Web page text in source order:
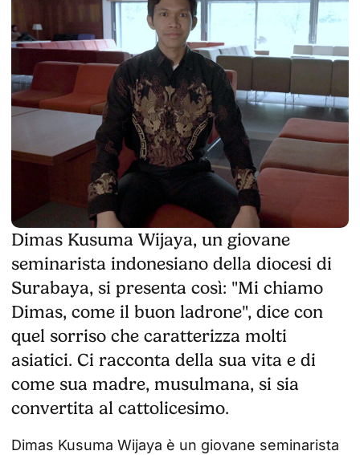
Dimas Kusuma Wijaya, un giovane
seminarista indonesiano della diocesi di
Surabaya, si presenta così: "Mi chiamo
Dimas, come il buon ladrone", dice con
quel sorriso che caratterizza molti
asiatici. Ci racconta della sua vita e di
come sua madre, musulmana, si sia
convertita al cattolicesimo.
Dimas Kusuma Wijaya è un giovane seminarista